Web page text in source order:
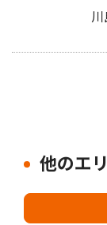
他のエ